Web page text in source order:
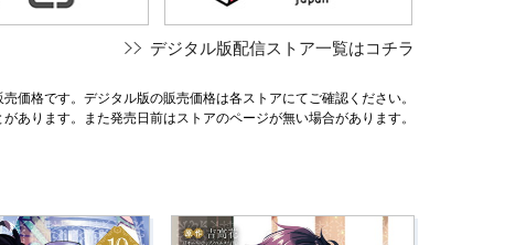
デジタル版配信ストア一覧はコチラ
価格です。デジタル版の販売価格は各ストアにてご確認ください。
あります。また発売日前はストアのページが無い場合があります。